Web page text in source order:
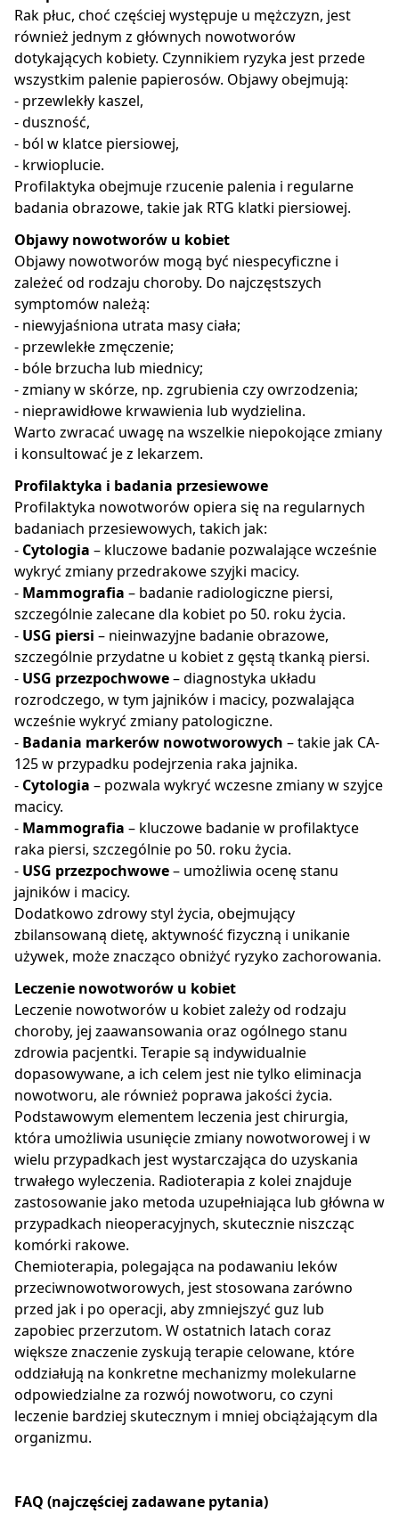
Rak płuc, choć częściej występuje u mężczyzn, jest
również jednym z głównych nowotworów
dotykających kobiety. Czynnikiem ryzyka jest przede
wszystkim palenie papierosów. Objawy obejmują:
- przewlekły kaszel,
- duszność,
- ból w klatce piersiowej,
- krwioplucie.
Profilaktyka obejmuje rzucenie palenia i regularne
badania obrazowe, takie jak RTG klatki piersiowej.
Objawy nowotworów u kobiet
Objawy nowotworów mogą być niespecyficzne i
zależeć od rodzaju choroby. Do najczęstszych
symptomów należą:
- niewyjaśniona utrata masy ciała;
- przewlekłe zmęczenie;
- bóle brzucha lub miednicy;
- zmiany w skórze, np. zgrubienia czy owrzodzenia;
- nieprawidłowe krwawienia lub wydzielina.
Warto zwracać uwagę na wszelkie niepokojące zmiany
i konsultować je z lekarzem.
Profilaktyka i badania przesiewowe
Profilaktyka nowotworów opiera się na regularnych
badaniach przesiewowych, takich jak:
- Cytologia – kluczowe badanie pozwalające wcześnie
wykryć zmiany przedrakowe szyjki macicy.
- Mammografia – badanie radiologiczne piersi,
szczególnie zalecane dla kobiet po 50. roku życia.
- USG piersi – nieinwazyjne badanie obrazowe,
szczególnie przydatne u kobiet z gęstą tkanką piersi.
- USG przezpochwowe– diagnostyka układu
rozrodczego, w tym jajników i macicy, pozwalająca
wcześnie wykryć zmiany patologiczne.
- Badania markerów nowotworowych – takie jak CA-
125 w przypadku podejrzenia raka jajnika.
- Cytologia – pozwala wykryć wczesne zmiany w szyjce
macicy.
- Mammografia – kluczowe badanie w profilaktyce
raka piersi, szczególnie po 50. roku życia.
- USG przezpochwowe– umożliwia ocenę stanu
jajników i macicy.
Dodatkowo zdrowy styl życia, obejmujący
zbilansowaną dietę, aktywność fizyczną i unikanie
używek, może znacząco obniżyć ryzyko zachorowania.
Leczenie nowotworów u kobiet
Leczenie nowotworów u kobiet zależy od rodzaju
choroby, jej zaawansowania oraz ogólnego stanu
zdrowia pacjentki. Terapie są indywidualnie
dopasowywane, a ich celem jest nie tylko eliminacja
nowotworu, ale również poprawa jakości życia.
Podstawowym elementem leczenia jest chirurgia,
która umożliwia usunięcie zmiany nowotworowej i w
wielu przypadkach jest wystarczająca do uzyskania
trwałego wyleczenia. Radioterapia z kolei znajduje
zastosowanie jako metoda uzupełniająca lub główna w
przypadkach nieoperacyjnych, skutecznie niszcząc
komórki rakowe.
Chemioterapia, polegająca na podawaniu leków
przeciwnowotworowych, jest stosowana zarówno
przed jak i po operacji, aby zmniejszyć guz lub
zapobiec przerzutom. W ostatnich latach coraz
większe znaczenie zyskują terapie celowane, które
oddziałują na konkretne mechanizmy molekularne
odpowiedzialne za rozwój nowotworu, co czyni
leczenie bardziej skutecznym i mniej obciążającym dla
organizmu.
FAQ (najczęściej zadawane pytania)